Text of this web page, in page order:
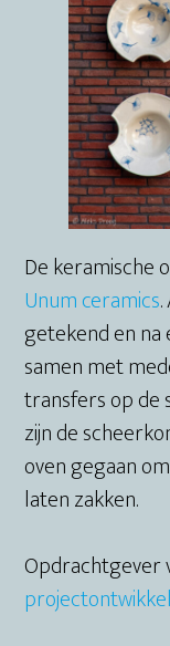
De keramische
Unum ceramics
getekend en
samen met
transfers op de
zijn de
oven gegaan
laten zakken.